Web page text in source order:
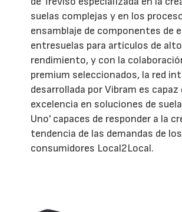
suelas complejas y en los
ensamblaje de componentes de
entresuelas para artículos de alto
rendimiento, y con la
premium seleccionados, la red
desarrollada por Vibram es
excelencia en soluciones de
Uno' capaces de responder a la
tendencia de las demandas de los
consumidores Local2Local.